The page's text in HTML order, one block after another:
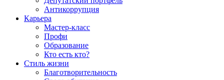
Антикоррупция
Карьера
Мастер-класс
Профи
Образование
Кто есть кто?
Стиль жизни
Благотворительность